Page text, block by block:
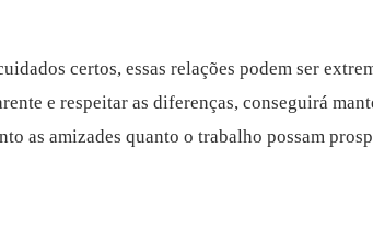
certos, essas relações podem ser
e respeitar as diferenças, conseguirá
as amizades quanto o trabalho possam